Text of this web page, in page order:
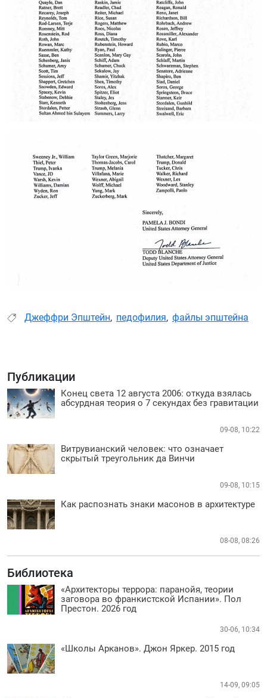
Публикации
Конец света 12 августа 2006: откуда взялась
абсурдная теория о 7 секундах без гравитации
09-08, 10:22
Витрувианский человек: что означает
скрытый треугольник да Винчи
09-08, 10:15
Как распознать знаки масонов в архитектуре
08-08, 08:26
Библиотека
«Архитекторы террора: паранойя, теории
заговора во франкистской Испании». Пол
Престон. 2026 год
30-06, 10:34
«Школы Арканов». Джон Яркер. 2015 год
14-09, 09:05
Джеффри Эпштейн, педофилия, файлы эпштейна